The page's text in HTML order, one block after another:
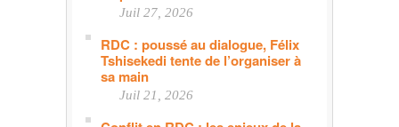
Juil 27, 2026
RDC : poussé au dialogue, Félix
Tshisekedi tente de l’organiser à
sa main
Juil 21, 2026